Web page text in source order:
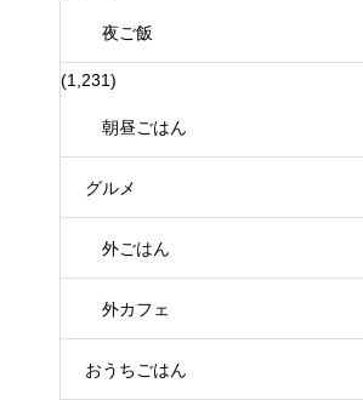
夜ご飯
(1,231)
朝昼ごはん
グルメ
外ごはん
外カフェ
おうちごはん